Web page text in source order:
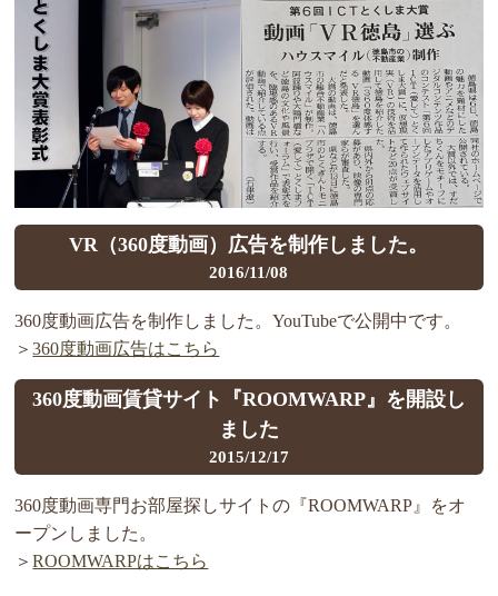
VR（360度動画）広告を制作しました。
2016/11/08
360度動画広告を制作しました。YouTubeで公開中です。
＞360度動画広告はこちら
360度動画賃貸サイト『ROOMWARP』を開設し
ました
2015/12/17
360度動画専門お部屋探しサイトの『ROOMWARP』をオ
ープンしました。
＞ROOMWARPはこちら